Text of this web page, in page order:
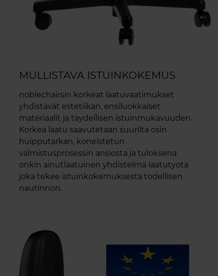
MULLISTAVA ISTUINKOKEMUS
noblechairsin korkeat laatuvaatimukset
yhdistävät estetiikan, ensiluokkaiset
materiaalit ja täydellisen istuinmukavuuden.
Korkea laatu saavutetaan suurilta osin
huipputarkan, koneistetun
valmistusprosessin ansiosta ja tuloksena
onkin ainutlaatuinen yhdistelmä laatutyötä
joka tekee istuinkokemuksesta todellisen
nautinnon.